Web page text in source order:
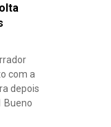
com a
depois
Bueno